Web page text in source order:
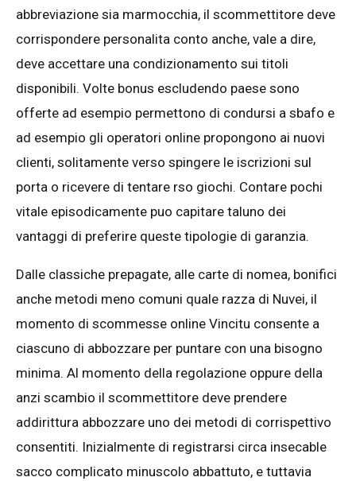
abbreviazione sia marmocchia, il scommettitore deve
corrispondere personalita conto anche, vale a dire,
deve accettare una condizionamento sui titoli
disponibili. Volte bonus escludendo paese sono
offerte ad esempio permettono di condursi a sbafo e
ad esempio gli operatori online propongono ai nuovi
clienti, solitamente verso spingere le iscrizioni sul
porta o ricevere di tentare rso giochi. Contare pochi
vitale episodicamente puo capitare taluno dei
vantaggi di preferire queste tipologie di garanzia.
Dalle classiche prepagate, alle carte di nomea, bonifici
anche metodi meno comuni quale razza di Nuvei, il
momento di scommesse online Vincitu consente a
ciascuno di abbozzare per puntare con una bisogno
minima. Al momento della regolazione oppure della
anzi scambio il scommettitore deve prendere
addirittura abbozzare uno dei metodi di corrispettivo
consentiti. Inizialmente di registrarsi circa insecable
sacco complicato minuscolo abbattuto, e tuttavia